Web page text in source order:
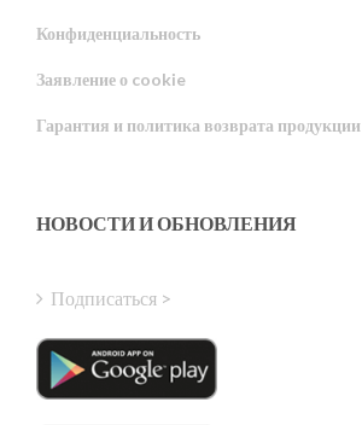
Конфиденциальность
Заявление о cookie
Гарантия и политика возврата продукции
НОВОСТИ И ОБНОВЛЕНИЯ
Подписаться >